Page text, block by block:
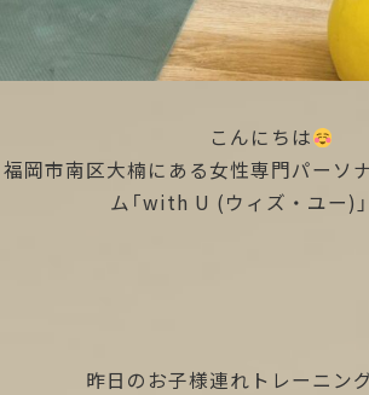
こんにちは
福岡市南区大楠にある女性専門パーソ
ム「with U (ウィズ・ユー)
昨日のお子様連れトレーニン